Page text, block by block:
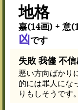
地格
嘉(14画) + 意
凶です
失敗 我儘 不
悪い方向ばかり
的には罪人にな
りもしそうです。